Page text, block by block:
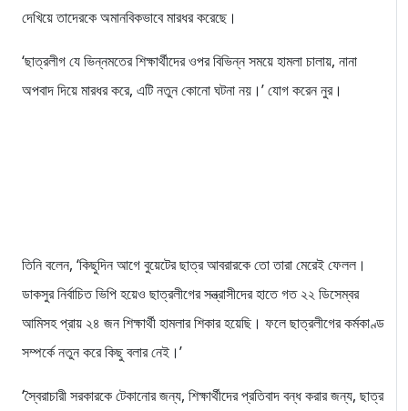
দেখিয়ে তাদেরকে অমানবিকভাবে মারধর করেছে।
‘ছাত্রলীগ যে ভিন্নমতের শিক্ষার্থীদের ওপর বিভিন্ন সময়ে হামলা চালায়, নানা
অপবাদ দিয়ে মারধর করে, এটি নতুন কোনো ঘটনা নয়।’ যোগ করেন নুর।
তিনি বলেন, ‘কিছুদিন আগে বুয়েটের ছাত্র আবরারকে তো তারা মেরেই ফেলল।
ডাকসুর নির্বাচিত ভিপি হয়েও ছাত্রলীগের সন্ত্রাসীদের হাতে গত ২২ ডিসেম্বর
আমিসহ প্রায় ২৪ জন শিক্ষার্থী হামলার শিকার হয়েছি। ফলে ছাত্রলীগের কর্মকাণ্ড
সম্পর্কে নতুন করে কিছু বলার নেই।’
‘স্বৈরাচারী সরকারকে টেকানোর জন্য, শিক্ষার্থীদের প্রতিবাদ বন্ধ করার জন্য, ছাত্র